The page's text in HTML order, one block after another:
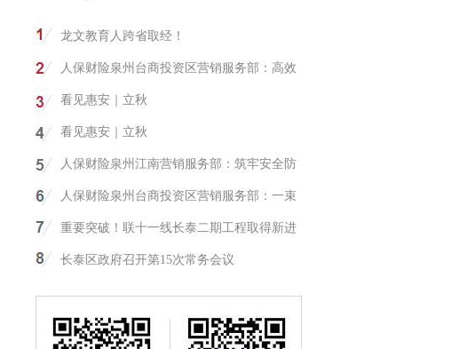
龙文教育人跨省取经！
人保财险泉州台商投资区营销服务部：高效
看见惠安｜立秋
看见惠安｜立秋
人保财险泉州江南营销服务部：筑牢安全防
人保财险泉州台商投资区营销服务部：一束
重要突破！联十一线长泰二期工程取得新进
长泰区政府召开第15次常务会议